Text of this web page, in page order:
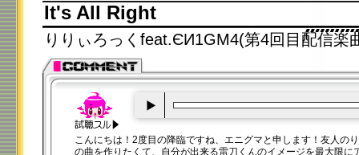
It's All Right
りりぃろっくfeat.ЄИ1GM4(第4回目配信楽
こんにちは！2度目の降臨ですね、エニグマと申します！友人の
の曲を作りたくて、自分が出来る雷刀くんのイメージを最大限に